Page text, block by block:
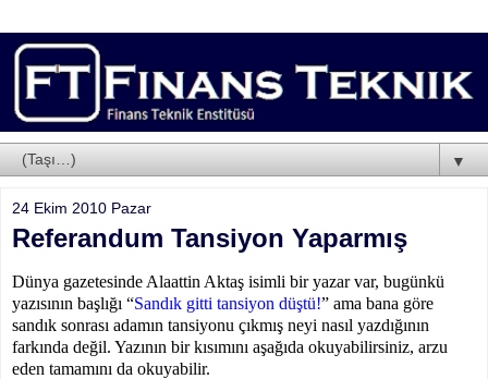
▼
24 Ekim 2010 Pazar
Referandum Tansiyon Yaparmış
Dünya gazetesinde Alaattin Aktaş isimli bir yazar var, bugünkü
yazısının başlığı “Sandık gitti tansiyon düştü!” ama bana göre
sandık sonrası adamın tansiyonu çıkmış neyi nasıl yazdığının
farkında değil. Yazının bir kısımını aşağıda okuyabilirsiniz, arzu
eden tamamını da okuyabilir.